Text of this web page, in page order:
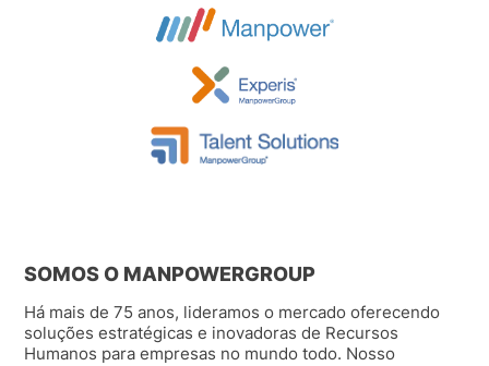
SOMOS O MANPOWERGROUP
Há mais de 75 anos, lideramos o mercado oferecendo
soluções estratégicas e inovadoras de Recursos
Humanos para empresas no mundo todo. Nosso